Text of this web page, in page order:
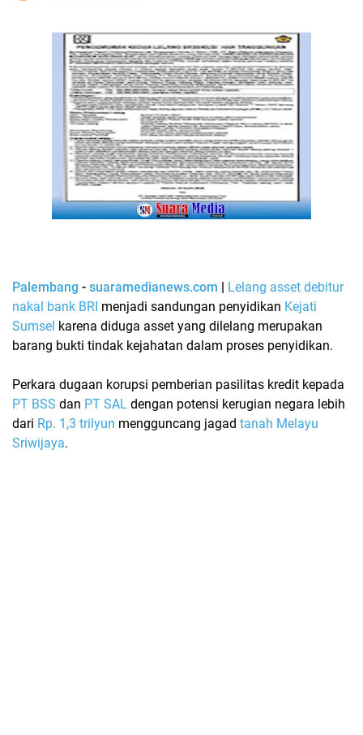
Palembang - suaramedianews.com
Lelang asset debitur
nakal bank BRI menjadi sandungan penyidikan Kejati
Sumsel karena diduga asset yang dilelang merupakan
barang bukti tindak kejahatan dalam proses penyidikan.
Perkara dugaan korupsi pemberian pasilitas kredit kepada
PT BSS dan PT SAL dengan potensi kerugian negara lebih
dari Rp. 1,3 trilyun mengguncang jagad tanah Melayu
Sriwijaya.